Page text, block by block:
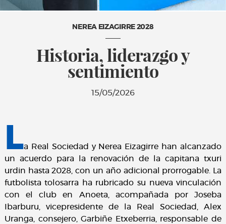
NEREA EIZAGIRRE 2028
Historia, liderazgo y
sentimiento
15/05/2026
La Real Sociedad y Nerea Eizagirre han alcanzado
un acuerdo para la renovación de la capitana txuri
urdin hasta 2028, con un año adicional prorrogable. La
futbolista tolosarra ha rubricado su nueva vinculación
con el club en Anoeta, acompañada por Joseba
Ibarburu, vicepresidente de la Real Sociedad, Alex
Uranga, consejero, Garbiñe Etxeberria, responsable de